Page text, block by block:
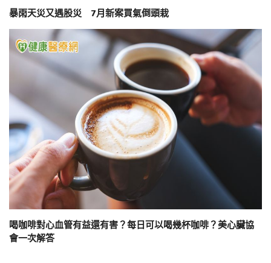
暴雨天災又遇股災 7月新案買氣倒頭栽
喝咖啡對心血管有益還有害？每日可以喝幾杯咖啡？美心臟協
會一次解答